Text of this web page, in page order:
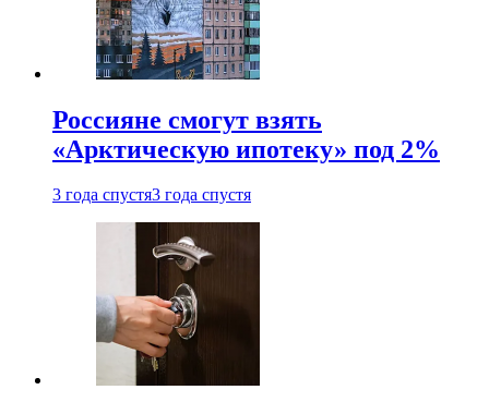
Россияне смогут взять
«Арктическую ипотеку» под 2%
3 года спустя3 года спустя